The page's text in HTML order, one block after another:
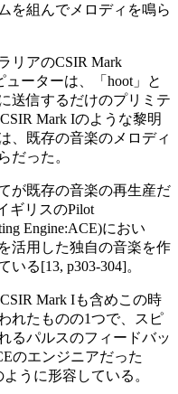
を組んでメロディを鳴ら
リアのCSIR Mark
ーターは、「hoot」と
送信するだけのプリミテ
Mark Iのような黎明
、既存の音楽のメロディ
だった。
が既存の音楽の再生産だ
ギリスのPilot
Engine:ACE)におい
活用した独自の音楽を作
る[13, p303-304]。
Mark Iも含めこの時
れたものの1つで、スピ
るパルスのフィードバッ
のエンジニアだった
うに形容している。